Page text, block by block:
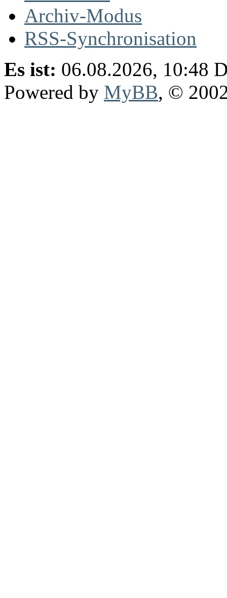
Archiv-Modus
RSS-Synchronisation
Es ist: 06.08.2026, 10:48
Powered by MyBB, ©